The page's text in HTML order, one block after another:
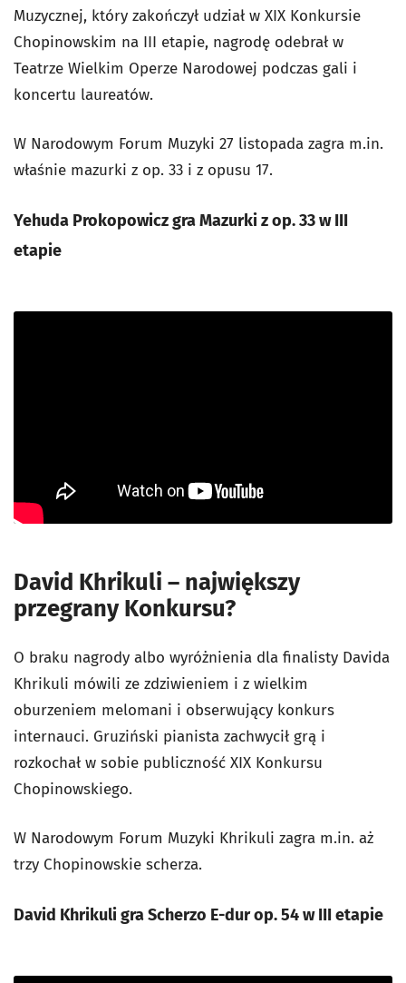
Muzycznej, który zakończył udział w XIX Konkursie
Chopinowskim na III etapie, nagrodę odebrał w
Teatrze Wielkim Operze Narodowej podczas gali i
koncertu laureatów.
W Narodowym Forum Muzyki 27 listopada zagra m.in.
właśnie mazurki z op. 33 i z opusu 17.
Yehuda Prokopowicz gra Mazurki z op. 33 w III
etapie
David Khrikuli – największy
przegrany Konkursu?
O braku nagrody albo wyróżnienia dla finalisty Davida
Khrikuli mówili ze zdziwieniem i z wielkim
oburzeniem melomani i obserwujący konkurs
internauci. Gruziński pianista zachwycił grą i
rozkochał w sobie publiczność XIX Konkursu
Chopinowskiego.
W Narodowym Forum Muzyki Khrikuli zagra m.in. aż
trzy Chopinowskie scherza.
David Khrikuli gra Scherzo E-dur op. 54 w III etapie